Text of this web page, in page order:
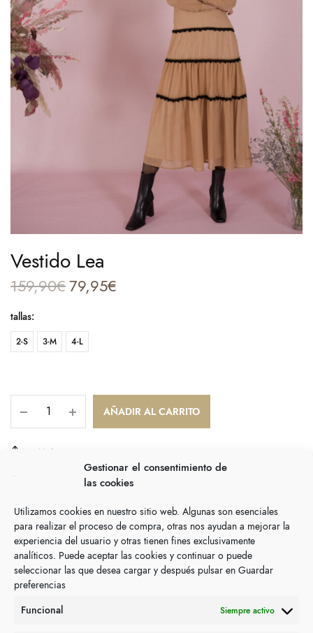
Gestionar el consentimiento de
las cookies
Utilizamos cookies en nuestro sitio web. Algunas son esenciales
para realizar el proceso de compra, otras nos ayudan a mejorar la
experiencia del usuario y otras tienen fines exclusivamente
analíticos. Puede aceptar las cookies y continuar o puede
seleccionar las que desea cargar y después pulsar en Guardar
preferencias
Funcional
Siempre activo
Vestido Lea
159,90€ El precio
159,90€.
79,95€
tallas:
2-S 3-M 4-L
AÑADIR AL CARRITO
COMPARTIR
Información adicional
tallas